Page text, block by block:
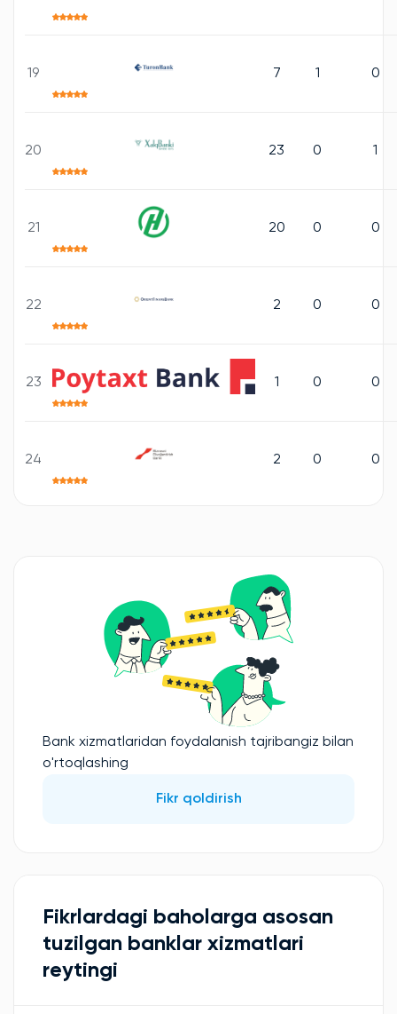
19 7 1 0
20 23 0 1
21 20 0 0
22 2 0 0
23 1 0 0
24 2 0 0
Bank xizmatlaridan foydalanish tajribangiz bilan
o'rtoqlashing
Fikr qoldirish
Fikrlardagi baholarga asosan
tuzilgan banklar xizmatlari
reytingi